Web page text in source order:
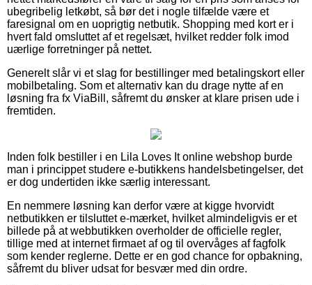
ubegribelig letkøbt, så bør det i nogle tilfælde være et
faresignal om en uoprigtig netbutik. Shopping med kort er i
hvert fald omsluttet af et regelsæt, hvilket redder folk imod
uærlige forretninger på nettet.
Generelt slår vi et slag for bestillinger med betalingskort eller
mobilbetaling. Som et alternativ kan du drage nytte af en
løsning fra fx ViaBill, såfremt du ønsker at klare prisen ude i
fremtiden.
Inden folk bestiller i en Lila Loves It online webshop burde
man i princippet studere e-butikkens handelsbetingelser, det
er dog undertiden ikke særlig interessant.
En nemmere løsning kan derfor være at kigge hvorvidt
netbutikken er tilsluttet e-mærket, hvilket almindeligvis er et
billede på at webbutikken overholder de officielle regler,
tillige med at internet firmaet af og til overvåges af fagfolk
som kender reglerne. Dette er en god chance for opbakning,
såfremt du bliver udsat for besvær med din ordre.